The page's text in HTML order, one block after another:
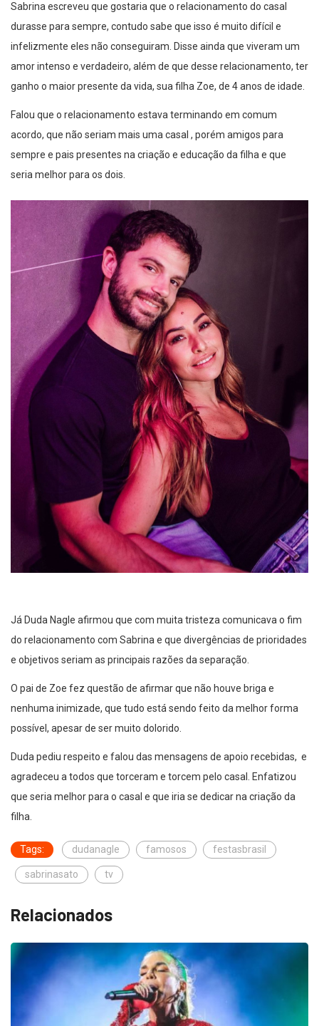
Sabrina escreveu que gostaria que o relacionamento do casal
durasse para sempre, contudo sabe que isso é muito difícil e
infelizmente eles não conseguiram. Disse ainda que viveram um
amor intenso e verdadeiro, além de que desse relacionamento, ter
ganho o maior presente da vida, sua filha Zoe, de 4 anos de idade.
Falou que o relacionamento estava terminando em comum
acordo, que não seriam mais uma casal , porém amigos para
sempre e pais presentes na criação e educação da filha e que
seria melhor para os dois.
Já Duda Nagle afirmou que com muita tristeza comunicava o fim
do relacionamento com Sabrina e que divergências de prioridades
e objetivos seriam as principais razões da separação.
O pai de Zoe fez questão de afirmar que não houve briga e
nenhuma inimizade, que tudo está sendo feito da melhor forma
possível, apesar de ser muito dolorido.
Duda pediu respeito e falou das mensagens de apoio recebidas, e
agradeceu a todos que torceram e torcem pelo casal. Enfatizou
que seria melhor para o casal e que iria se dedicar na criação da
filha.
Tags: dudanagle famosos festasbrasil
sabrinasato tv
Relacionados